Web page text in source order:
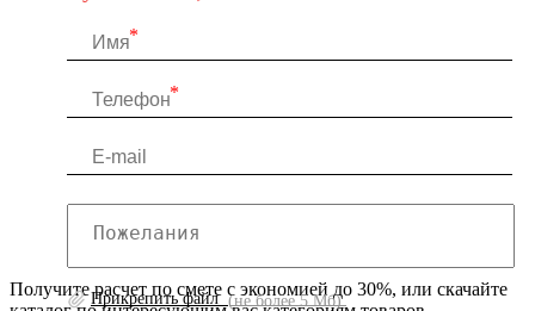
Прикрепить файл(не более 5 Мб)
Получите расчет по смете с экономией до 30%, или скачайте